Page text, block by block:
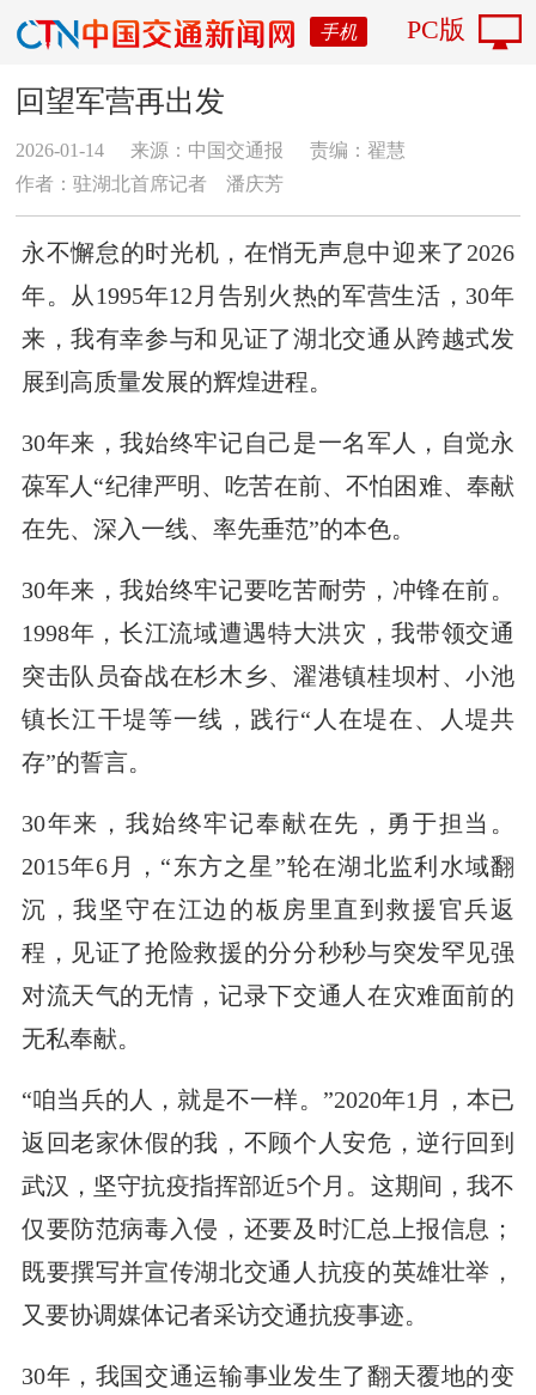
手机 PC版
回望军营再出发
2026-01-14 来源：中国交通报
责编：翟慧
作者：驻湖北首席记者 潘庆芳
永不懈怠的时光机，在悄无声息中迎来了2026
年。从1995年12月告别火热的军营生活，30年
来，我有幸参与和见证了湖北交通从跨越式发
展到高质量发展的辉煌进程。
30年来，我始终牢记自己是一名军人，自觉永
葆军人“纪律严明、吃苦在前、不怕困难、奉献
在先、深入一线、率先垂范”的本色。
30年来，我始终牢记要吃苦耐劳，冲锋在前。
1998年，长江流域遭遇特大洪灾，我带领交通
突击队员奋战在杉木乡、濯港镇桂坝村、小池
镇长江干堤等一线，践行“人在堤在、人堤共
存”的誓言。
30年来，我始终牢记奉献在先，勇于担当。
2015年6月，“东方之星”轮在湖北监利水域翻
沉，我坚守在江边的板房里直到救援官兵返
程，见证了抢险救援的分分秒秒与突发罕见强
对流天气的无情，记录下交通人在灾难面前的
无私奉献。
“咱当兵的人，就是不一样。”2020年1月，本已
返回老家休假的我，不顾个人安危，逆行回到
武汉，坚守抗疫指挥部近5个月。这期间，我不
仅要防范病毒入侵，还要及时汇总上报信息；
既要撰写并宣传湖北交通人抗疫的英雄壮举，
又要协调媒体记者采访交通抗疫事迹。
30年，我国交通运输事业发生了翻天覆地的变